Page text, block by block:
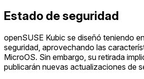
Estado de seguridad
openSUSE Kubic se diseñó teniendo
seguridad, aprovechando las
MicroOS. Sin embargo, su retirada
publicarán nuevas actualizaciones de